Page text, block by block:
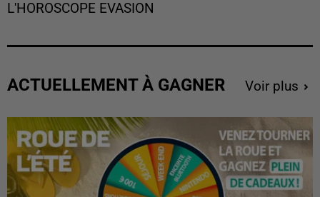
L'HOROSCOPE EVASION
ACTUELLEMENT À GAGNER Voir plus